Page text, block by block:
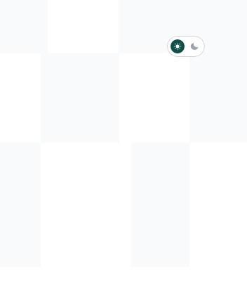
淺色模式
深色模式